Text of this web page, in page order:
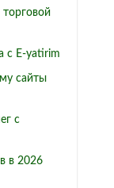
с E-yatirim
сайты
с
в 2026